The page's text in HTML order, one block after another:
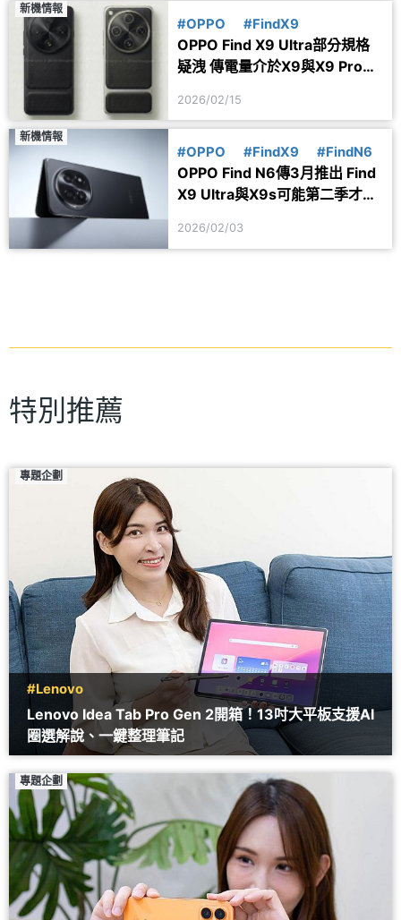
新機情報
#OPPO #FindX9
OPPO Find X9 Ultra部分規格
疑洩 傳電量介於X9與X9 Pro之
2026/02/15
新機情報
#OPPO #FindX9 #FindN6
OPPO Find N6傳3月推出 Find
X9 Ultra與X9s可能第二季才亮
2026/02/03
特別推薦
專題企劃
#Lenovo
Lenovo Idea Tab Pro Gen 2開箱！13吋大平板支援AI
圈選解說、一鍵整理筆記
專題企劃